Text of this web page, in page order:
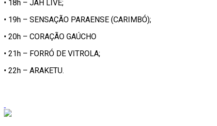
• 18h – JAH LIVE;
• 19h – SENSAÇÃO PARAENSE (CARIMBÓ);
• 20h – CORAÇÃO GAÚCHO
• 21h – FORRÓ DE VITROLA;
• 22h – ARAKETU.